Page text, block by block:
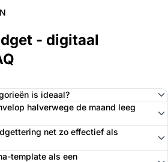
- digitaal
is ideaal?
halverwege de maand leeg
net zo effectief als
template als een